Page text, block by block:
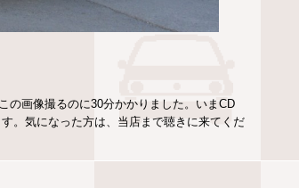
画像撮るのに30分かかりました。いまCD
。気になった方は、当店まで聴きに来てくだ